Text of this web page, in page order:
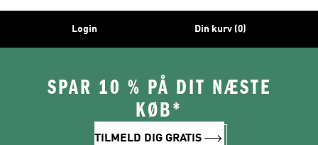
Login Din kurv (0)
SPAR 10 % PÅ DIT NÆSTE
KØB*
TILMELD DIG GRATIS